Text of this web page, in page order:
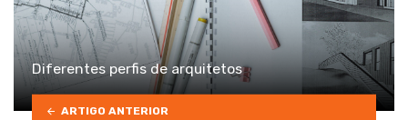
Diferentes perfis de arquitetos
ARTIGO ANTERIOR